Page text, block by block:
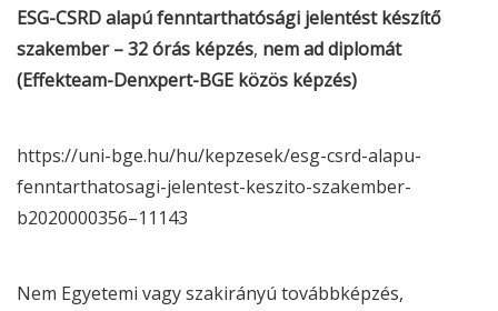
ESG-CSRDalapú fenntarthatósági jelentést készítő
szakember – 32 órás képzés, nem ad diplomát
(Effekteam-Denxpert-BGE közös képzés)
https://uni-bge.hu/hu/kepzesek/esg-csrd-alapu-
fenntarthatosagi-jelentest-keszito-szakember-
b2020000356–11143
Nem Egyetemi vagy szakirányú továbbképzés,